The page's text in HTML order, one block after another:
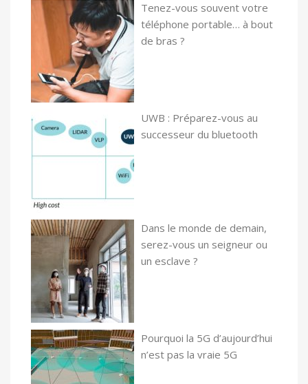
Tenez-vous souvent votre
téléphone portable… à bout
de bras ?
UWB : Préparez-vous au
successeur du bluetooth
Dans le monde de demain,
serez-vous un seigneur ou
un esclave ?
Pourquoi la 5G d’aujourd’hui
n’est pas la vraie 5G